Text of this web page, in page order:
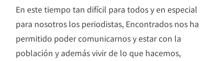
En este tiempo tan difícil para todos y en especial
para nosotros los periodistas, Encontrados nos ha
permitido poder comunicarnos y estar con la
población y además vivir de lo que hacemos,